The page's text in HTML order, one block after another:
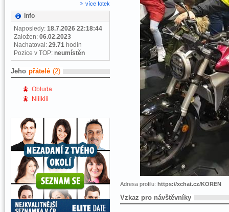
více fotek
Info
Naposledy: 18.7.2026 22:18:44
Založen: 06.02.2023
Nachatoval: 29.71 hodin
Pozice v TOP: neumístěn
Jeho přátelé (2)
Obluda
Niiikiii
Adresa profilu: https://xchat.cz/KOREN
Vzkaz pro návštěvníky